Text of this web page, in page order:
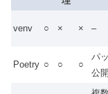
venv ○ × × –
Poetry ○ ○ ○
パ
公開